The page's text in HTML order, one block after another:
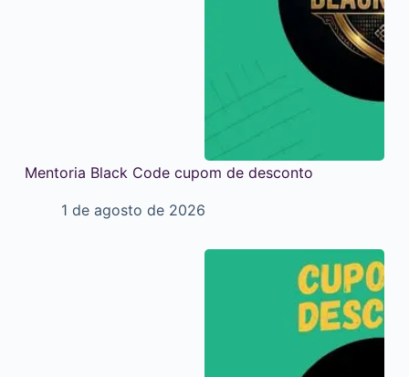
Mentoria Black Code cupom de desconto
1 de agosto de 2026